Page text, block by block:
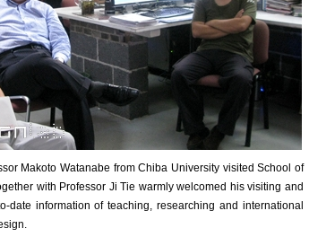
Makoto Watanabe from Chiba University visited School of
with Professor Ji Tie warmly welcomed his visiting and
date information of teaching, researching and international